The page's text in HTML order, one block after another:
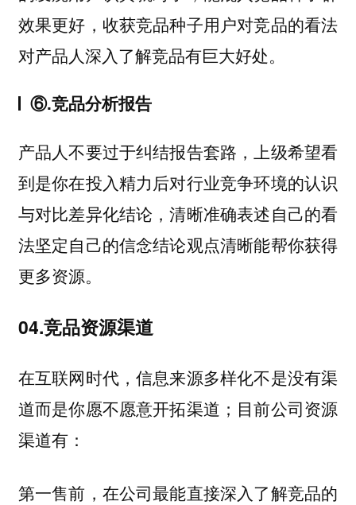
效果更好，收获竞品种子用户对竞品的看法
对产品人深入了解竞品有巨大好处。
⑥.竞品分析报告
产品人不要过于纠结报告套路，上级希望看
到是你在投入精力后对行业竞争环境的认识
与对比差异化结论，清晰准确表述自己的看
法坚定自己的信念结论观点清晰能帮你获得
更多资源。
04.竞品资源渠道
在互联网时代，信息来源多样化不是没有渠
道而是你愿不愿意开拓渠道；目前公司资源
渠道有：
第一售前，在公司最能直接深入了解竞品的